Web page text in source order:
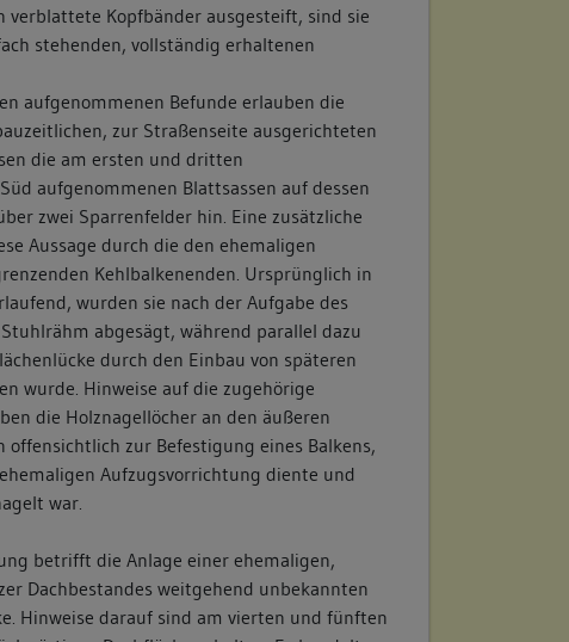
verblattete Kopfbänder ausgesteift, sind sie
stehenden, vollständig erhaltenen
aufgenommenen Befunde erlauben die
zur Straßenseite ausgerichteten
die am ersten und dritten
aufgenommenen Blattsassen auf dessen
zwei Sparrenfelder hin. Eine zusätzliche
Aussage durch die den ehemaligen
Kehlbalkenenden. Ursprünglich in
wurden sie nach der Aufgabe des
abgesägt, während parallel dazu
durch den Einbau von späteren
wurde. Hinweise auf die zugehörige
die Holznagellöcher an den äußeren
offensichtlich zur Befestigung eines Balkens,
Aufzugsvorrichtung diente und
war.
betrifft die Anlage einer ehemaligen,
Dachbestandes weitgehend unbekannten
Hinweise darauf sind am vierten und fünften